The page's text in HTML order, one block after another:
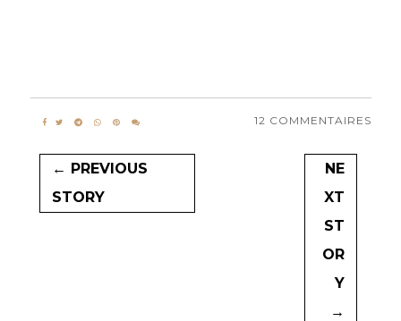
12 COMMENTAIRES
← PREVIOUS
STORY
NE
XT
ST
OR
Y
→